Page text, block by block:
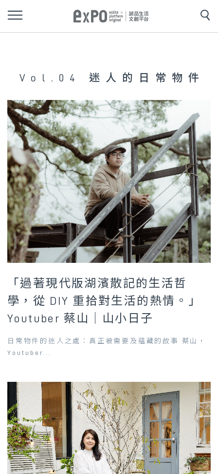
Vol.04 迷人的日常物件
「過著現代版湖濱散記的生活哲
學，從 DIY 重拾對生活的熱情。」
Youtuber 蔡山｜山小日子
日常物件的迷人之處：真正被需要及蘊藏的故事 蔡山，
Youtuber...